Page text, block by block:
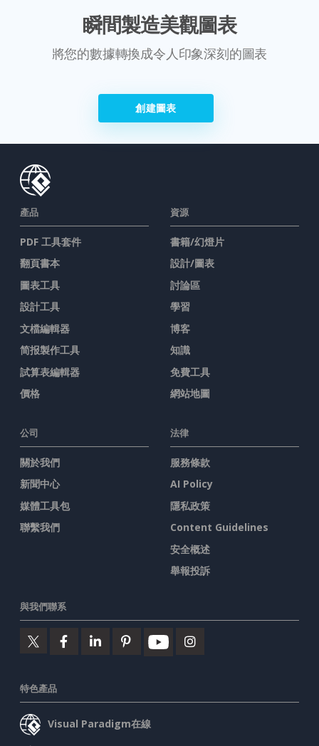
瞬間製造美觀圖表
將您的數據轉換成令人印象深刻的圖表
創建圖表
產品
PDF 工具套件
翻頁書本
圖表工具
設計工具
文檔編輯器
简报製作工具
試算表編輯器
價格
資源
書籍/幻燈片
設計/圖表
討論區
學習
博客
知識
免費工具
網站地圖
公司
關於我們
新聞中心
媒體工具包
聯繫我們
法律
服務條款
AI Policy
隱私政策
Content Guidelines
安全概述
舉報投訴
與我們聯系
特色產品
Visual Paradigm在線